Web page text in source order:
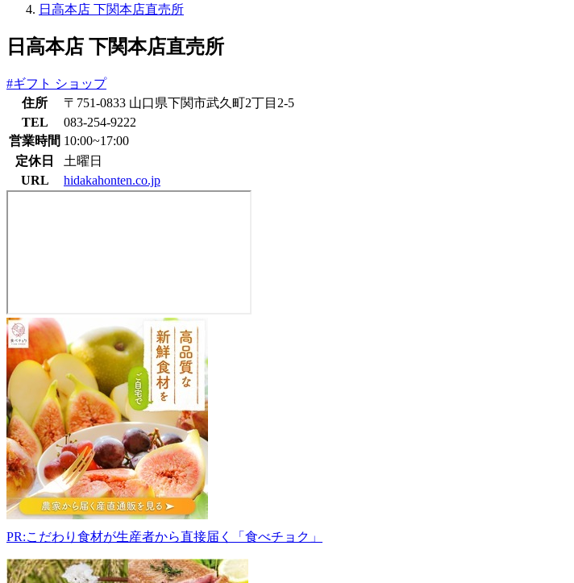
ね
と
日高本店 下関本店直売所
日高本店 下関本店直売所
#ギフト ショップ
住所
〒751-0833 山口県下関市武久町2丁目2-5
TEL
083-254-9222
営業時間 10:00~17:00
定休日
土曜日
URL
hidakahonten.co.jp
日
高
本
店
下
関
本
店
直
売
所
751-
山
口
県
PR:こだわり食材が生産者から直接届く「食べチョク」